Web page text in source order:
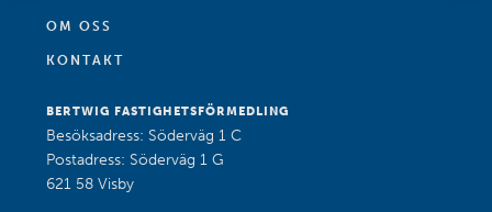
OM OSS
KONTAKT
BERTWIG FASTIGHETSFÖRMEDLING
Besöksadress: Söderväg 1 C
Postadress: Söderväg 1 G
621 58 Visby